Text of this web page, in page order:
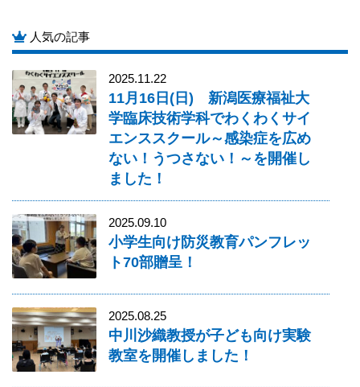
人気の記事
2025.11.22
11月16日(日) 新潟医療福祉大
学臨床技術学科でわくわくサイ
エンススクール～感染症を広め
ない！うつさない！～を開催し
ました！
2025.09.10
小学生向け防災教育パンフレッ
ト70部贈呈！
2025.08.25
中川沙織教授が子ども向け実験
教室を開催しました！